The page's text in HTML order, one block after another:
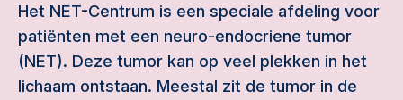
Het NET-Centrum is een speciale afdeling voor
patiënten met een neuro-endocriene tumor
(NET). Deze tumor kan op veel plekken in het
lichaam ontstaan. Meestal zit de tumor in de